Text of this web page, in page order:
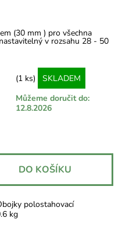
(30 mm ) pro všechna
v rozsahu 28 - 50
(1 ks)
SKLADEM
Můžeme doručit do:
12.8.2026
polostahovací
kg